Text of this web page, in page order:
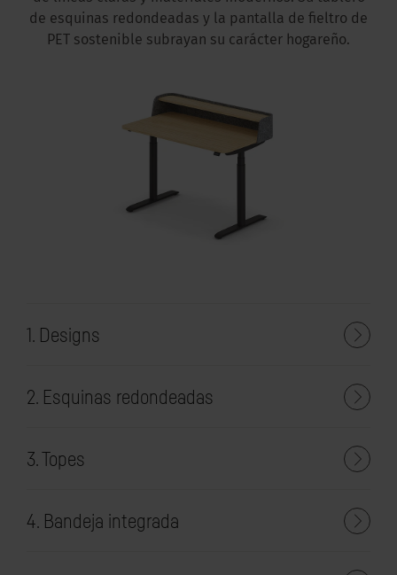
de esquinas redondeadas y la pantalla de fieltro de
PET sostenible subrayan su carácter hogareño.
1. Designs
2. Esquinas redondeadas
3. Topes
4. Bandeja integrada